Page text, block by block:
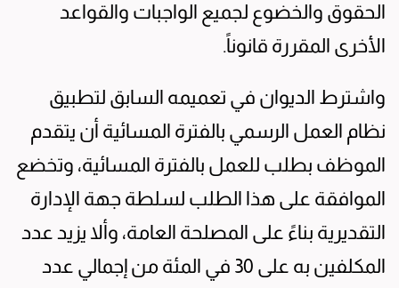
الحقوق والخضوع لجميع الواجبات والقواعد
الأخرى المقررة قانوناً.
واشترط الديوان في تعميمه السابق لتطبيق
نظام العمل الرسمي بالفترة المسائية أن يتقدم
الموظف بطلب للعمل بالفترة المسائية، وتخضع
الموافقة على هذا الطلب لسلطة جهة الإدارة
التقديرية بناءً على المصلحة العامة، وألا يزيد عدد
المكلفين به على 30 في المئة من إجمالي عدد